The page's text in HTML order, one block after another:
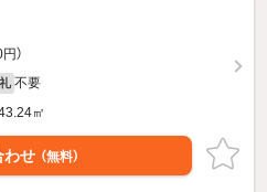
）
礼 不要
㎡
わせ （無料）